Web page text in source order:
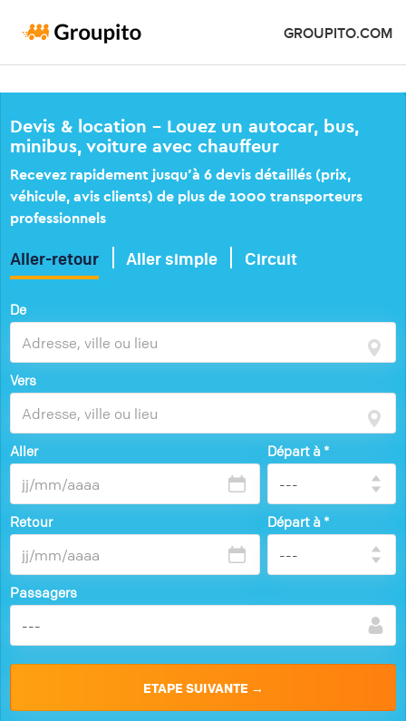
GROUPITO.COM
Devis & location – Louez un autocar, bus,
minibus, voiture avec chauffeur
Recevez rapidement jusqu’à 6 devis détaillés (prix,
véhicule, avis clients) de plus de 1000 transporteurs
professionnels
Aller-retour Aller simple Circuit
De
Vers
Aller Départ à *
Retour Départ à *
Passagers